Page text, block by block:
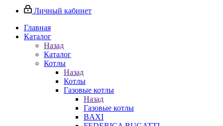
Личный кабинет
Главная
Каталог
Назад
Каталог
Котлы
Назад
Котлы
Газовые котлы
Назад
Газовые котлы
BAXI